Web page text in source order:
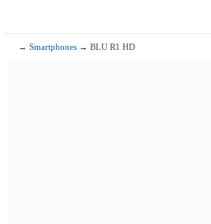
→Smartphones → BLU R1 HD